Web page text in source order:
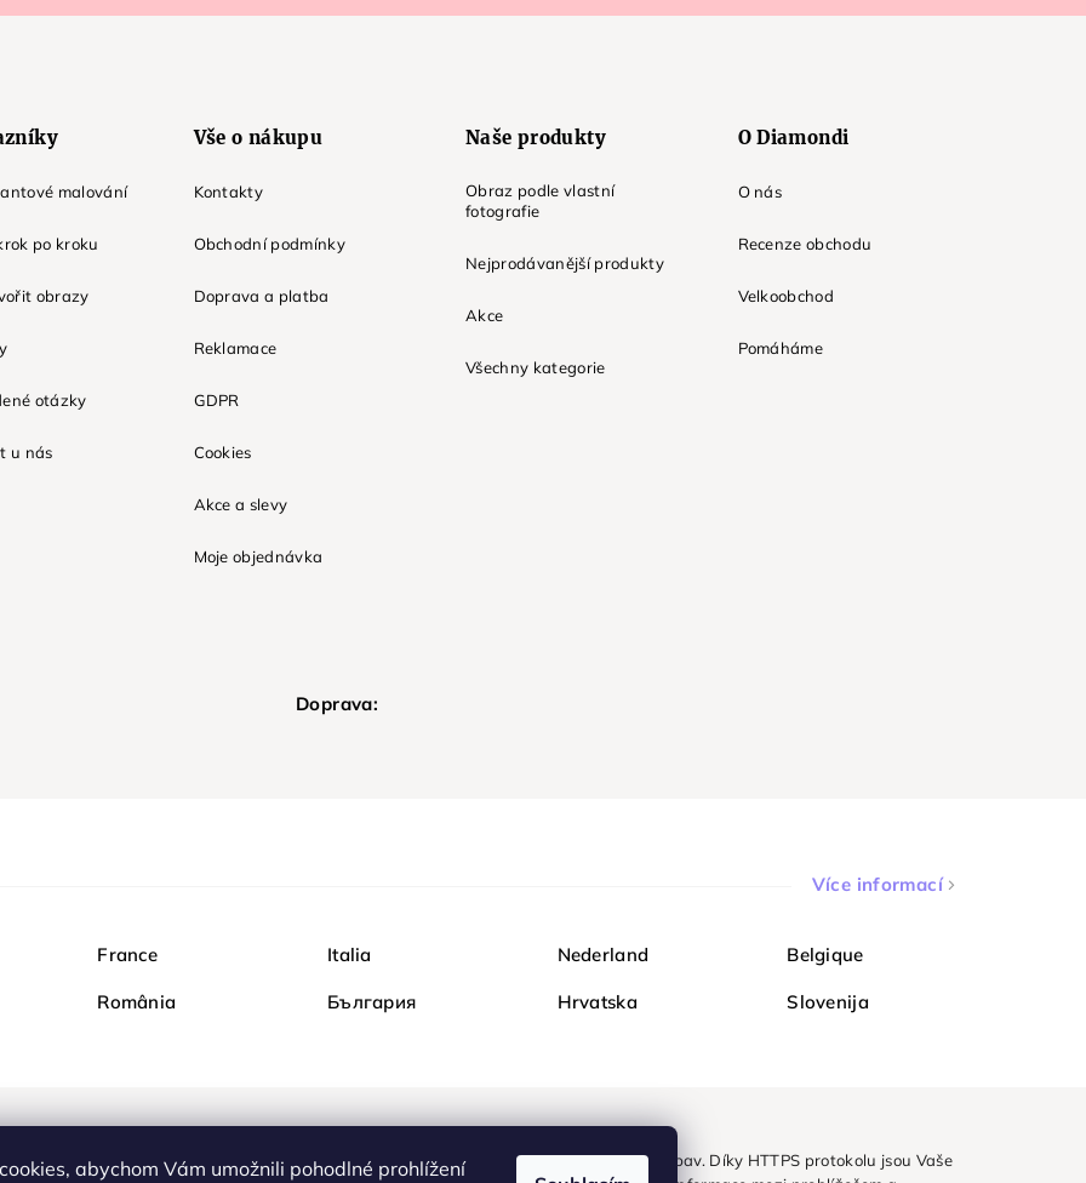
abychom Vám umožnili pohodlné prohlížení
malování
po kroku
obrazy
otázky
u nás
Vše o nákupu
Kontakty
Obchodní podmínky
Doprava a platba
Reklamace
GDPR
Cookies
Akce a slevy
Moje objednávka
Naše produkty
Obraz podle vlastní
fotografie
Nejprodávanější produkty
Akce
Všechny kategorie
O Diamondi
O nás
Recenze obchodu
Velkoobchod
Pomáháme
Doprava:
Více informací
France Italia Nederland Belgique
România България Hrvatska Slovenija
Nakupujte na Diamondi bezpečně a bez obav. Díky HTTPS protokolu jsou Vaše